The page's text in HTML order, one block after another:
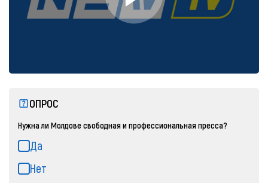
ОПРОС
Нужна ли Молдове свободная и профессиональная пресса?
Да
Нет